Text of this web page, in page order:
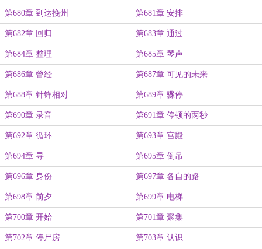
第680章 到达挽州 第681章 安排
第682章 回归 第683章 通过
第684章 整理 第685章 琴声
第686章 曾经 第687章 可见的未来
第688章 针锋相对 第689章 骤停
第690章 录音 第691章 停顿的两秒
第692章 循环 第693章 宫殿
第694章 寻 第695章 倒吊
第696章 身份 第697章 各自的路
第698章 前夕 第699章 电梯
第700章 开始 第701章 聚集
第702章 停尸房 第703章 认识